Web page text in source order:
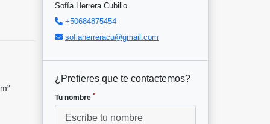
Sofía Herrera Cubillo
+50684875454
sofiaherreracu@gmail.com
¿Prefieres que te contactemos?
Tu nombre *